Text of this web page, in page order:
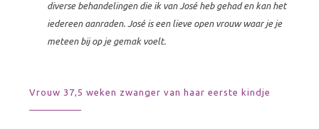
diverse behandelingen die ik van José heb gehad en kan het
iedereen aanraden. José is een lieve open vrouw waar je je
meteen bij op je gemak voelt.
Vrouw 37,5 weken zwanger van haar eerste kindje